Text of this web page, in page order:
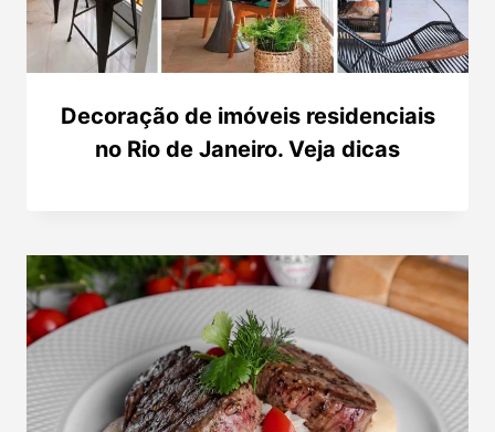
Decoração de imóveis residenciais
no Rio de Janeiro. Veja dicas